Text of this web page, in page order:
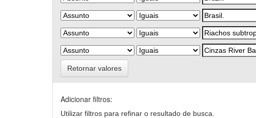
Retornar valores
Adicionar filtros:
Utilizar filtros para refinar o resultado de busca.